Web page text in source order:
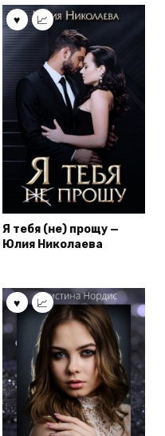
Я тебя (не) прощу —
Юлия Николаева